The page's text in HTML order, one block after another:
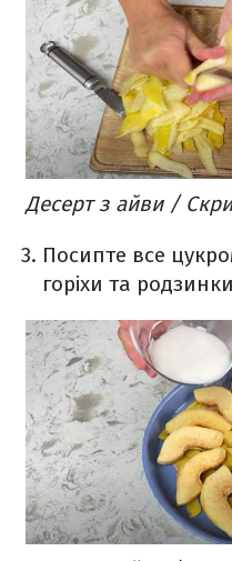
Десерт з айви /
Посипте все
горіхи та